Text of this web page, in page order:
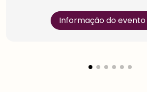
Informação do evento